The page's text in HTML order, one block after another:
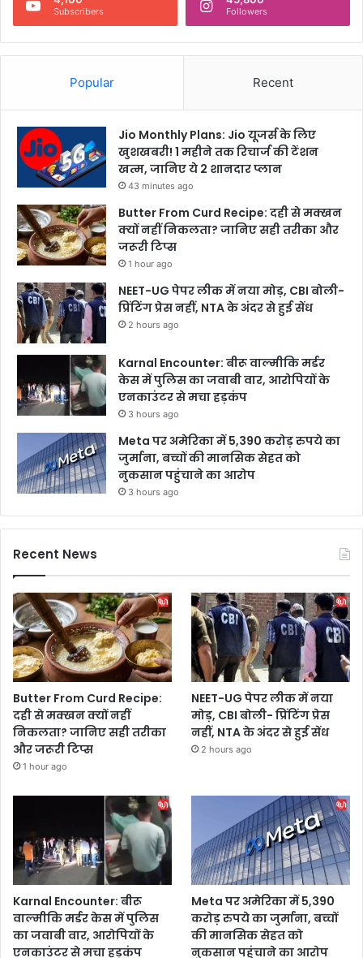
Subscribers Followers
Popular Recent
Jio Monthly Plans: Jio यूजर्स के लिए
खुशखबरी! 1 महीने तक रिचार्ज की टेंशन
खत्म, जानिए ये 2 शानदार प्लान
43 minutes ago
Butter From Curd Recipe: दही से मक्खन
क्यों नहीं निकलता? जानिए सही तरीका और
जरूरी टिप्स
1 hour ago
NEET-UG पेपर लीक में नया मोड़, CBI बोली-
प्रिंटिंग प्रेस नहीं, NTA के अंदर से हुई सेंध
2 hours ago
Karnal Encounter: बीरू वाल्मीकि मर्डर
केस में पुलिस का जवाबी वार, आरोपियों के
एनकाउंटर से मचा हड़कंप
3 hours ago
Meta पर अमेरिका में 5,390 करोड़ रुपये का
जुर्माना, बच्चों की मानसिक सेहत को
नुकसान पहुंचाने का आरोप
3 hours ago
Recent News
Butter From Curd Recipe:
दही से मक्खन क्यों नहीं
निकलता? जानिए सही तरीका
और जरूरी टिप्स
1 hour ago
NEET-UG पेपर लीक में नया
मोड़, CBI बोली- प्रिंटिंग प्रेस
नहीं, NTA के अंदर से हुई सेंध
2 hours ago
Karnal Encounter: बीरू
वाल्मीकि मर्डर केस में पुलिस
का जवाबी वार, आरोपियों के
एनकाउंटर से मचा हड़कंप
Meta पर अमेरिका में 5,390
करोड़ रुपये का जुर्माना, बच्चों
की मानसिक सेहत को
नुकसान पहुंचाने का आरोप